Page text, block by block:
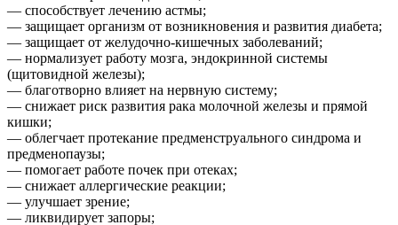
— способствует лечению астмы;
— защищает организм от возникновения и развития диабета;
— защищает от желудочно-кишечных заболеваний;
— нормализует работу мозга, эндокринной системы
(щитовидной железы);
— благотворно влияет на нервную систему;
— снижает риск развития рака молочной железы и прямой
кишки;
— облегчает протекание предменструального синдрома и
предменопаузы;
— помогает работе почек при отеках;
— снижает аллергические реакции;
— улучшает зрение;
— ликвидирует запоры;